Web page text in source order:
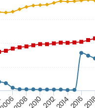
20082010201220142016